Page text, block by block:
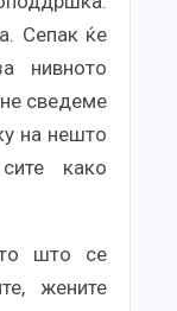
Сепак ќе
нивното
сведеме
на нешто
како
што се
жените